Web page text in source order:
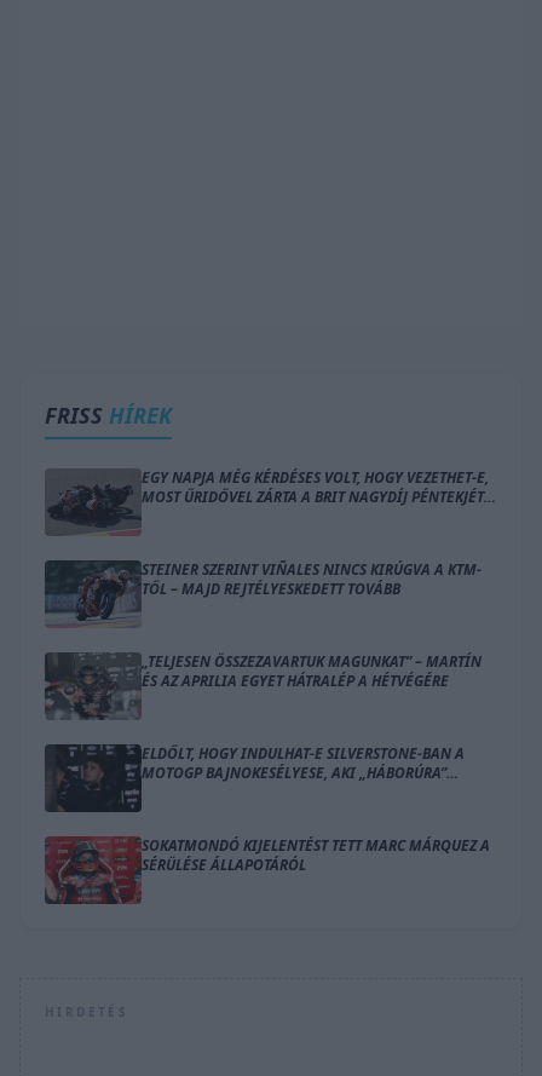
FRISS HÍREK
EGY NAPJA MÉG KÉRDÉSES VOLT, HOGY VEZETHET-E,
MOST ŰRIDŐVEL ZÁRTA A BRIT NAGYDÍJ PÉNTEKJÉT
STEINER SZERINT VIÑALES NINCS KIRÚGVA A KTM-
TŐL – MAJD REJTÉLYESKEDETT TOVÁBB
„TELJESEN ÖSSZEZAVARTUK MAGUNKAT” – MARTÍN
ÉS AZ APRILIA EGYET HÁTRALÉP A HÉTVÉGÉRE
ELDŐLT, HOGY INDULHAT-E SILVERSTONE-BAN A
MOTOGP BAJNOKESÉLYESE, AKI „HÁBORÚRA”
SOKATMONDÓ KIJELENTÉST TETT MARC MÁRQUEZ A
SÉRÜLÉSE ÁLLAPOTÁRÓL
HIRDETÉS